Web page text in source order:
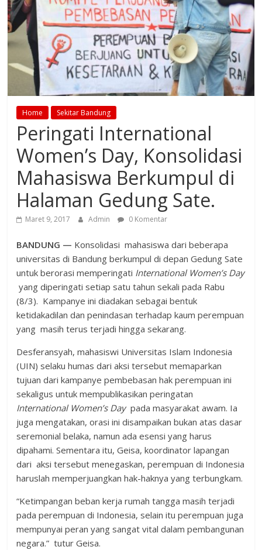
Home Sekitar Bandung
Peringati International
Women’s Day, Konsolidasi
Mahasiswa Berkumpul di
Halaman Gedung Sate.
Maret 9, 2017 Admin 0 Komentar
BANDUNG — Konsolidasi mahasiswa dari beberapa
universitas di Bandung berkumpul di depan Gedung Sate
untuk berorasi memperingati International Women’s Day
yang diperingati setiap satu tahun sekali pada Rabu
(8/3). Kampanye ini diadakan sebagai bentuk
ketidakadilan dan penindasan terhadap kaum perempuan
yang masih terus terjadi hingga sekarang.
Desferansyah, mahasiswi Universitas Islam Indonesia
(UIN) selaku humas dari aksi tersebut memaparkan
tujuan dari kampanye pembebasan hak perempuan ini
sekaligus untuk mempublikasikan peringatan
International Women’s Daypada masyarakat awam. Ia
juga mengatakan, orasi ini disampaikan bukan atas dasar
seremonial belaka, namun ada esensi yang harus
dipahami. Sementara itu, Geisa, koordinator lapangan
dari aksi tersebut menegaskan, perempuan di Indonesia
haruslah memperjuangkan hak-haknya yang terbungkam.
“Ketimpangan beban kerja rumah tangga masih terjadi
pada perempuan di Indonesia, selain itu perempuan juga
mempunyai peran yang sangat vital dalam pembangunan
negara.” tutur Geisa.